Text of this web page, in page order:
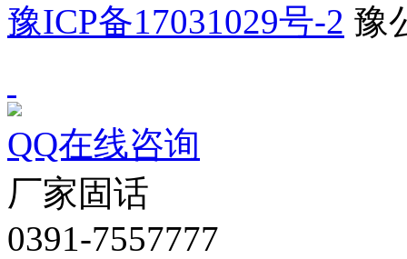
豫ICP备17031029号-2 豫
QQ在线咨询
厂家固话
0391-7557777